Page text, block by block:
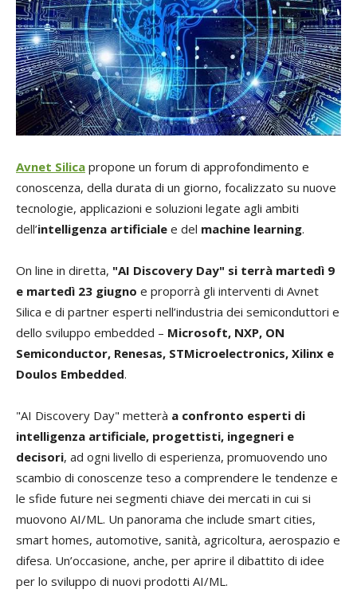
Avnet Silica propone un forum di approfondimento e
conoscenza, della durata di un giorno, focalizzato su nuove
tecnologie, applicazioni e soluzioni legate agli ambiti
dell’intelligenza artificiale e del machine learning.
On line in diretta, "AI Discovery Day" si terrà martedì 9
e martedì 23 giugno e proporrà gli interventi di Avnet
Silica e di partner esperti nell’industria dei semiconduttori e
dello sviluppo embedded – Microsoft, NXP, ON
Semiconductor, Renesas, STMicroelectronics, Xilinx e
Doulos Embedded.
"AI Discovery Day" metterà a confronto esperti di
intelligenza artificiale, progettisti, ingegneri e
decisori, ad ogni livello di esperienza, promuovendo uno
scambio di conoscenze teso a comprendere le tendenze e
le sfide future nei segmenti chiave dei mercati in cui si
muovono AI/ML. Un panorama che include smart cities,
smart homes, automotive, sanità, agricoltura, aerospazio e
difesa. Un’occasione, anche, per aprire il dibattito di idee
per lo sviluppo di nuovi prodotti AI/ML.